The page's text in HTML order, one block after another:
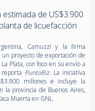
de US$3.900
de licuefacción
Camuzzi y la firma
proyecto de exportación de
Plata, con foco en su envío a
PuntoBiz. La iniciativa
millones e incluye la
la provincia de Buenos Aires,
Muerta en GNL.